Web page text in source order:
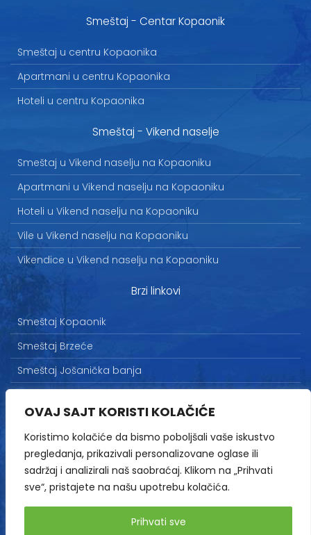
OVAJ SAJT KORISTI KOLAČIĆE
Koristimo kolačiće da bismo poboljšali vaše iskustvo
pregledanja, prikazivali personalizovane oglase ili
sadržaj i analizirali naš saobraćaj. Klikom na „Prihvati
sve“, pristajete na našu upotrebu kolačića.
Prihvati sve
Smeštaj - Centar Kopaonik
Smeštaj u centru Kopaonika
Apartmani u centru Kopaonika
Hoteli u centru Kopaonika
Smeštaj - Vikend naselje
Smeštaj u Vikend naselju na Kopaoniku
Apartmani u Vikend naselju na Kopaoniku
Hoteli u Vikend naselju na Kopaoniku
Vile u Vikend naselju na Kopaoniku
Vikendice u Vikend naselju na Kopaoniku
Brzi linkovi
Smeštaj Kopaonik
Smeštaj Brzeće
Smeštaj Jošanička banja
Marketing
Politika privatnosti
Kontakt
Sva prava zadržana / All rights reserved